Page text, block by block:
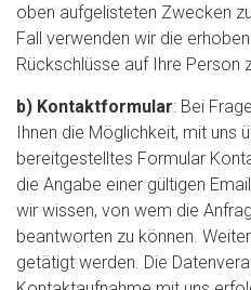
oben aufgelisteten Zwecken
Fall verwenden wir die
Rückschlüsse auf Ihre Person
b) Kontaktformular: Bei
Ihnen die Möglichkeit, mit uns
bereitgestelltes Formular
die Angabe einer gültigen
wir wissen, von wem die
beantworten zu können.
getätigt werden. Die